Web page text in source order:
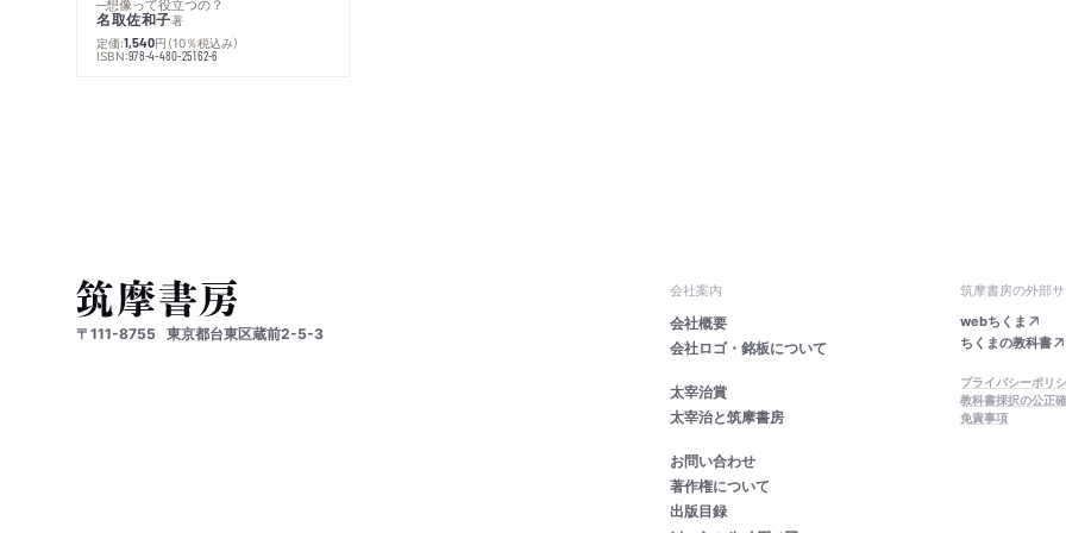
─想像って役立つの？
名取佐和子著
定価:1,540円 （10％税込み）
ISBN:978-4-480-25162-6
〒111-8755 東京都台東区蔵前2-5-3
会社案内
会社概要
会社ロゴ・銘板について
太宰治賞
太宰治と筑摩書房
お問い合わせ
著作権について
出版目録
筑摩書房の外部サ
webちくま
ちくまの教科書
プライバシーポリ
教科書採択の公正
免責事項